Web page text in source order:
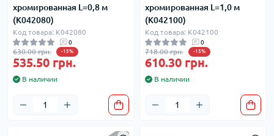
хромированная L=0,8 м
(K042080)
Код товара: K042080
0
630.00 грн. -15%
535.50 грн.
В наличии
хромированная L=1,0 м
(K042100)
Код товара: K042100
0
718.00 грн. -15%
610.30 грн.
В наличии